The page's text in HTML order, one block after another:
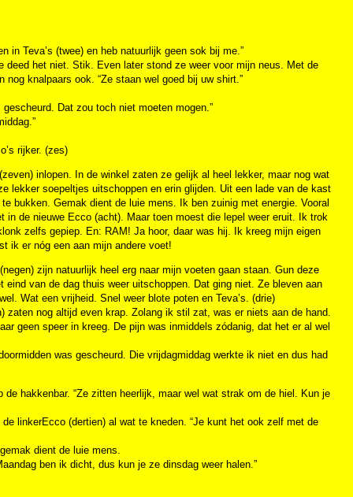
in Teva’s (twee) en heb natuurlijk geen sok bij me.”
deed het niet. Stik. Even later stond ze weer voor mijn neus. Met de
knalpaars ook. “Ze staan wel goed bij uw shirt.”
Dat zou toch niet moeten mogen.”
rijker. (zes)
inlopen. In de winkel zaten ze gelijk al heel lekker, maar nog wat
lekker soepeltjes uitschoppen en erin glijden. Uit een lade van de kast
bukken. Gemak dient de luie mens. Ik ben zuinig met energie. Vooral
de nieuwe Ecco (acht). Maar toen moest die lepel weer eruit. Ik trok
zelfs gepiep. En: RAM! Ja hoor, daar was hij. Ik kreeg mijn eigen
ik er nóg een aan mijn andere voet!
zijn natuurlijk heel erg naar mijn voeten gaan staan. Gun deze
van de dag thuis weer uitschoppen. Dat ging niet. Ze bleven aan
Wat een vrijheid. Snel weer blote poten en Teva’s. (drie)
zaten nog altijd even krap. Zolang ik stil zat, was er niets aan de hand.
geen speer in kreeg. De pijn was inmiddels zódanig, dat het er al wel
was gescheurd. Die vrijdagmiddag werkte ik niet en dus had
hakkenbar. “Ze zitten heerlijk, maar wel wat strak om de hiel. Kun je
linkerEcco (dertien) al wat te kneden. “Je kunt het ook zelf met de
dient de luie mens.
ben ik dicht, dus kun je ze dinsdag weer halen.”